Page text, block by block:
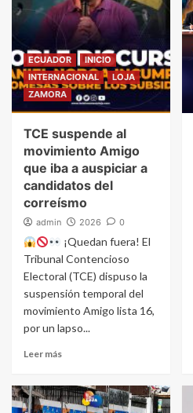
ECUADOR
INICIO
INTERNACIONAL
LOJA
ZAMORA
TCE suspende al
movimiento Amigo
que iba a auspiciar a
candidatos del
correísmo
admin 2026 0
¡Quedan fuera! El
Tribunal Contencioso
Electoral (TCE) dispuso la
suspensión temporal del
movimiento Amigo lista 16,
por un lapso...
Leer más